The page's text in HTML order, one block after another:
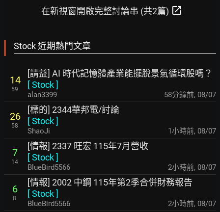
在新視窗開啟完整討論串 (共2篇) open_in_new
Stock 近期熱門文章
14
59
[請益] AI 時代記憶體產業能擺脫景氣循環股嗎？
[Stock]
alan3399 58分鐘前, 08/07
26
58
[標的] 2344華邦電/討論
[Stock]
ShaoJi 1小時前, 08/07
7
14
[情報] 2337 旺宏 115年7月營收
[Stock]
BlueBird5566 2小時前, 08/07
6
8
[情報] 2002 中鋼 115年第2季合併財務報告
[Stock]
BlueBird5566 2小時前, 08/07